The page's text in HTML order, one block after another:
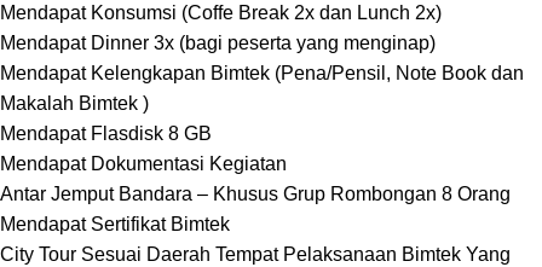
Mendapat Konsumsi (Coffe Break 2x dan Lunch 2x)
Mendapat Dinner 3x (bagi peserta yang menginap)
Mendapat Kelengkapan Bimtek (Pena/Pensil, Note Book dan
Makalah Bimtek )
Mendapat Flasdisk 8 GB
Mendapat Dokumentasi Kegiatan
Antar Jemput Bandara – Khusus Grup Rombongan 8 Orang
Mendapat Sertifikat Bimtek
City Tour Sesuai Daerah Tempat Pelaksanaan Bimtek Yang